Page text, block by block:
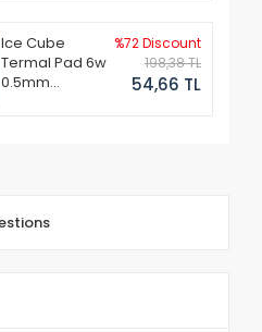
Ice Cube
Termal Pad 6w
0.5mm
%72 Discount
198,38 TL
54,66 TL